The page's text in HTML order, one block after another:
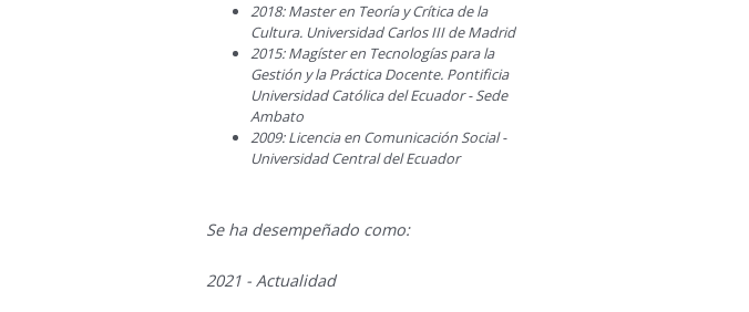
2018: Master en Teoría y Crítica de la
Cultura. Universidad Carlos III de Madrid
2015: Magíster en Tecnologías para la
Gestión y la Práctica Docente. Pontificia
Universidad Católica del Ecuador - Sede
Ambato
2009: Licencia en Comunicación Social -
Universidad Central del Ecuador
Se ha desempeñado como:
2021 - Actualidad